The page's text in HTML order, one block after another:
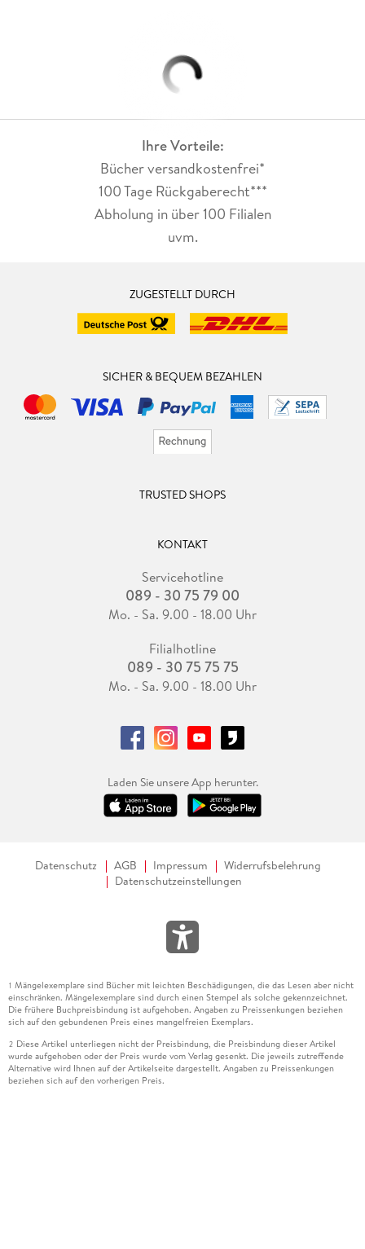
Ihre Vorteile:
Bücher versandkostenfrei*
100 Tage Rückgaberecht***
Abholung in über 100 Filialen
uvm.
ZUGESTELLT DURCH
SICHER & BEQUEM BEZAHLEN
TRUSTED SHOPS
KONTAKT
Servicehotline
089 - 30 75 79 00
Mo. - Sa. 9.00 - 18.00 Uhr
Filialhotline
089 - 30 75 75 75
Mo. - Sa. 9.00 - 18.00 Uhr
Laden Sie unsere App herunter.
Datenschutz AGB Impressum
Widerrufsbelehrung
Datenschutzeinstellungen
1 Mängelexemplare sind Bücher mit leichten Beschädigungen, die das Lesen aber nicht
einschränken. Mängelexemplare sind durch einen Stempel als solche gekennzeichnet.
Die frühere Buchpreisbindung ist aufgehoben. Angaben zu Preissenkungen beziehen
sich auf den gebundenen Preis eines mangelfreien Exemplars.
2 Diese Artikel unterliegen nicht der Preisbindung, die Preisbindung dieser Artikel
wurde aufgehoben oder der Preis wurde vom Verlag gesenkt. Die jeweils zutreffende
Alternative wird Ihnen auf der Artikelseite dargestellt. Angaben zu Preissenkungen
beziehen sich auf den vorherigen Preis.